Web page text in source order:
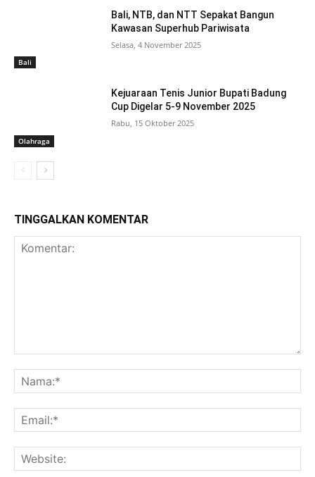
Bali
Bali, NTB, dan NTT Sepakat Bangun
Kawasan Superhub Pariwisata
Selasa, 4 November 2025
Olahraga
Kejuaraan Tenis Junior Bupati Badung
Cup Digelar 5-9 November 2025
Rabu, 15 Oktober 2025
TINGGALKAN KOMENTAR